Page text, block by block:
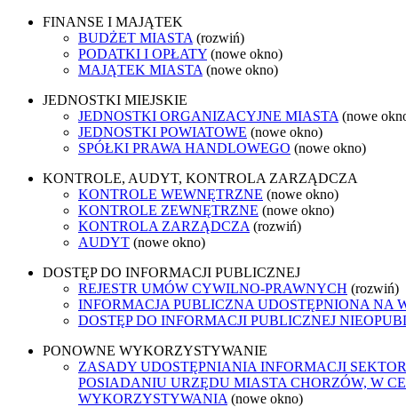
FINANSE I MAJĄTEK
BUDŻET MIASTA (rozwiń)
PODATKI I OPŁATY (nowe okno)
MAJĄTEK MIASTA (nowe okno)
JEDNOSTKI MIEJSKIE
JEDNOSTKI ORGANIZACYJNE MIASTA (nowe
JEDNOSTKI POWIATOWE (nowe okno)
SPÓŁKI PRAWA HANDLOWEGO (nowe okno)
KONTROLE, AUDYT, KONTROLA ZARZĄDCZA
KONTROLE WEWNĘTRZNE (nowe okno)
KONTROLE ZEWNĘTRZNE (nowe okno)
KONTROLA ZARZĄDCZA (rozwiń)
AUDYT (nowe okno)
DOSTĘP DO INFORMACJI PUBLICZNEJ
REJESTR UMÓW CYWILNO-PRAWNYCH (rozwiń)
INFORMACJA PUBLICZNA UDOSTĘPNIONA NA
DOSTĘP DO INFORMACJI PUBLICZNEJ
PONOWNE WYKORZYSTYWANIE
ZASADY UDOSTĘPNIANIA INFORMACJI
POSIADANIU URZĘDU MIASTA CHORZÓW, W
WYKORZYSTYWANIA (nowe okno)